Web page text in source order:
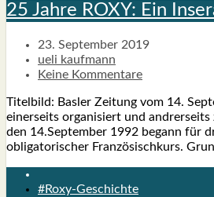
25 Jah­re ROXY: Ein
23. September 2019
ueli kaufmann
Keine Kommentare
Titel­bild: Bas­ler Zei­tung vom 14.
einer­seits orga­ni­siert und
den 14.September 1992 begann für
obli­ga­to­ri­scher Fran­zö­sisch­kurs.
#Roxy-Geschichte